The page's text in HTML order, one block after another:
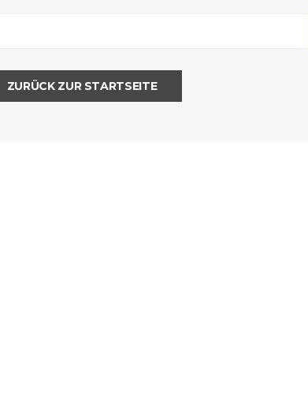
ZURÜCK ZUR STARTSEITE